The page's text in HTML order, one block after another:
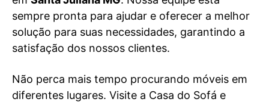
sempre pronta para ajudar e oferecer a melhor
solução para suas necessidades, garantindo a
satisfação dos nossos clientes.
Não perca mais tempo procurando móveis em
diferentes lugares. Visite a Casa do Sofá e